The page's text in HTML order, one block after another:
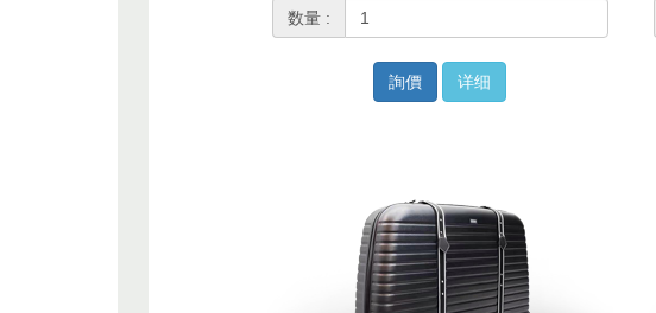
数量 :
詢價 详细